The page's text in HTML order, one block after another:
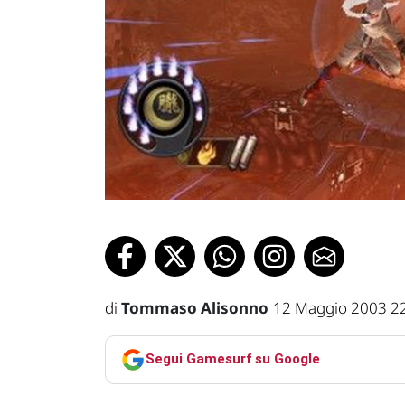
di Tommaso Alisonno 12 Maggio 2003
Segui Gamesurf su Google